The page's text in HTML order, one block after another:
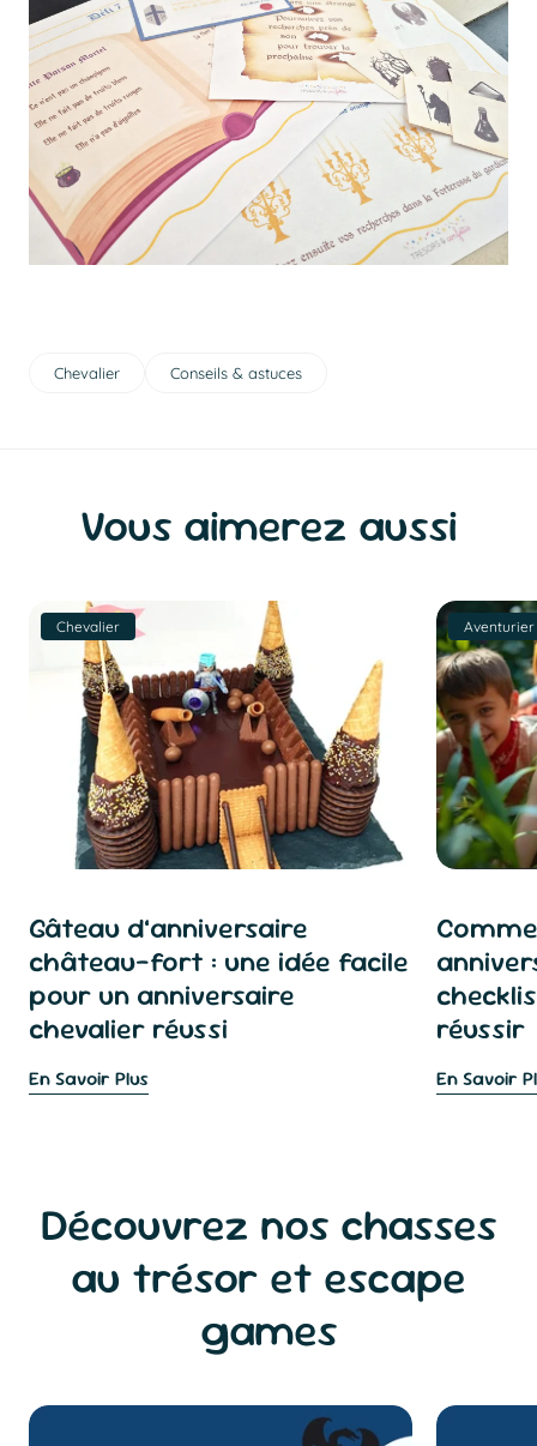
Chevalier Conseils & astuces
Vous aimerez aussi
Chevalier
Gâteau d’anniversaire
château-fort : une idée facile
pour un anniversaire
chevalier réussi
En Savoir Plus
Aventurier
réussir
En Savoir
Découvrez nos chasses
au trésor et escape
games